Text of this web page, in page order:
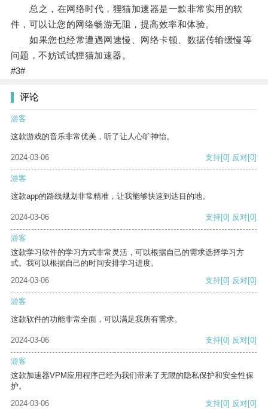
总之，在网络时代，狸猫加速器是一款非常实用的软
件，可以让您的网络畅游无阻，提高效率和体验。
如果您也经常遭遇网速慢、网络卡顿、数据传输缓慢等
问题，不妨试试狸猫加速器。
#3#
评论
游客
这款游戏的音乐非常优美，听了让人心旷神怡。
2024-03-06 支持[0] 反对[0]
游客
这款app的路线规划非常精准，让我能够快速到达目的地。
2024-03-06 支持[0] 反对[0]
游客
这款学习软件的学习方式非常灵活，可以根据自己的需求选择学习方
式。我可以根据自己的时间安排学习进度。
2024-03-06
支持[0] 反对[0]
游客
这款软件的功能非常全面，可以满足我所有需求。
2024-03-06 支持[0] 反对[0]
游客
这款加速器VPM应用程序已经为我们带来了无限的隐私保护和安全性保
护。
2024-03-06
支持[0] 反对[0]